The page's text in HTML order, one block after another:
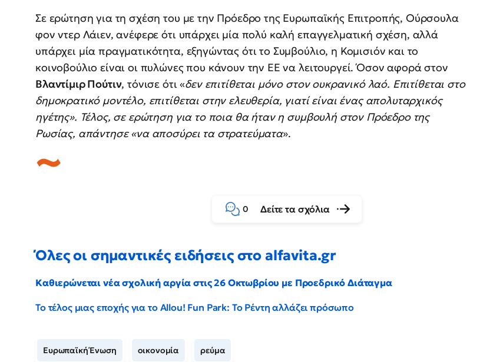
Σε ερώτηση για τη σχέση του με την Πρόεδρο της Ευρωπαϊκής Επιτροπής, Ούρσουλα
φον ντερ Λάιεν, ανέφερε ότι υπάρχει μία πολύ καλή επαγγελματική σχέση, αλλά
υπάρχει μία πραγματικότητα, εξηγώντας ότι το Συμβούλιο, η Κομισιόν και το
κοινοβούλιο είναι οι πυλώνες που κάνουν την ΕΕ να λειτουργεί. Όσον αφορά στον
Βλαντίμιρ Πούτιν, τόνισε ότι «δεν επιτίθεται μόνο στον ουκρανικό λαό. Επιτίθεται στο
δημοκρατικό μοντέλο, επιτίθεται στην ελευθερία, γιατί είναι ένας απολυταρχικός
ηγέτης». Τέλος, σε ερώτηση για το ποια θα ήταν η συμβουλή στον Πρόεδρο της
Ρωσίας, απάντησε «να αποσύρει τα στρατεύματα».
0 Δείτε τα σχόλια
Όλες οι σημαντικές ειδήσεις στο alfavita.gr
Καθιερώνεται νέα σχολική αργία στις 26 Οκτωβρίου με Προεδρικό Διάταγμα
Το τέλος μιας εποχής για το Allou! Fun Park: Το Ρέντη αλλάζει πρόσωπο
Ευρωπαϊκή Ένωση οικονομία ρεύμα